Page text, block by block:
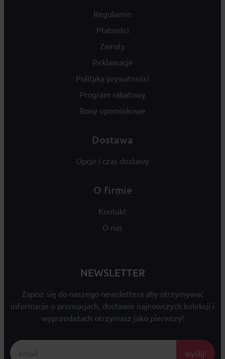
Regulamin
Płatności
Zwroty
Reklamacje
Polityka prywatności
Program rabatowy
Bony upominkowe
Dostawa
Opcje i czas dostawy
O firmie
Kontakt
O nas
NEWSLETTER
Zapisz się do naszego newslettera aby otrzymywać
informacje o promocjach, dostawie najnowszych kolekcji i
wyprzedażach otrzymasz jako pierwszy!
wyślij!